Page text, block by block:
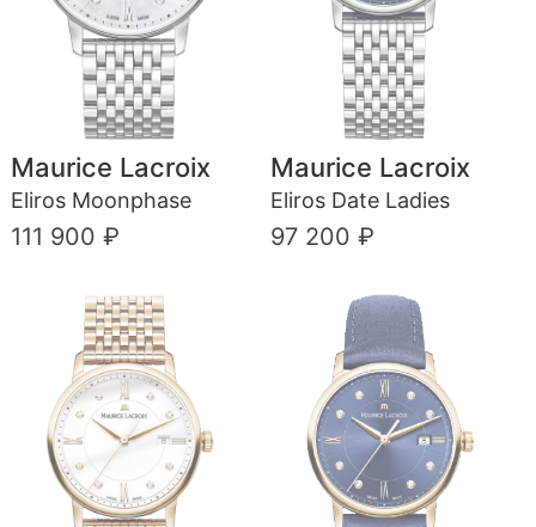
Maurice Lacroix
Eliros Moonphase
111 900 ₽
Maurice Lacroix
Eliros Date Ladies
97 200 ₽